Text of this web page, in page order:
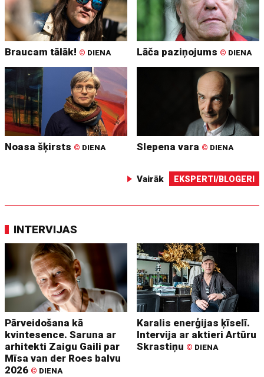
Braucam tālāk! © DIENA Lāča paziņojums © DIENA
Noasa šķirsts © DIENA Slepena vara © DIENA
Vairāk EKSPERTI/BLOGERI
INTERVIJAS
Pārveidošana kā
kvintesence. Saruna ar
arhitekti Zaigu Gaili par
Mīsa van der Roes balvu
2026 © DIENA
Karalis enerģijas ķīselī.
Intervija ar aktieri Artūru
Skrastiņu © DIENA